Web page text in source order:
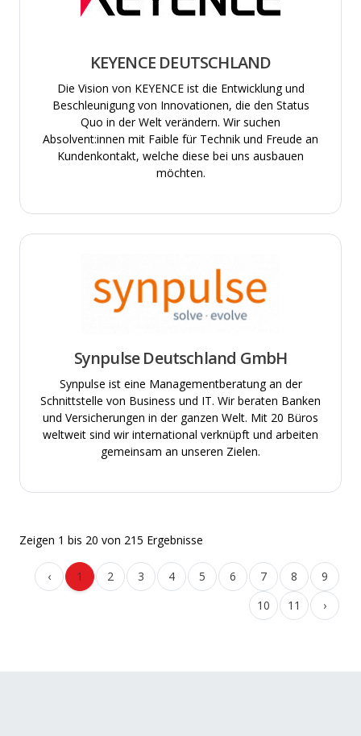
KEYENCE DEUTSCHLAND
Die Vision von KEYENCE ist die Entwicklung und
Beschleunigung von Innovationen, die den Status
Quo in der Welt verändern. Wir suchen
Absolvent:innen mit Faible für Technik und Freude an
Kundenkontakt, welche diese bei uns ausbauen
möchten.
Synpulse Deutschland GmbH
Synpulse ist eine Managementberatung an der
Schnittstelle von Business und IT. Wir beraten Banken
und Versicherungen in der ganzen Welt. Mit 20 Büros
weltweit sind wir international verknüpft und arbeiten
gemeinsam an unseren Zielen.
Zeigen 1 bis 20 von 215 Ergebnisse
‹ 1 2 3 4 5 6 7 8
9
10
11 ›